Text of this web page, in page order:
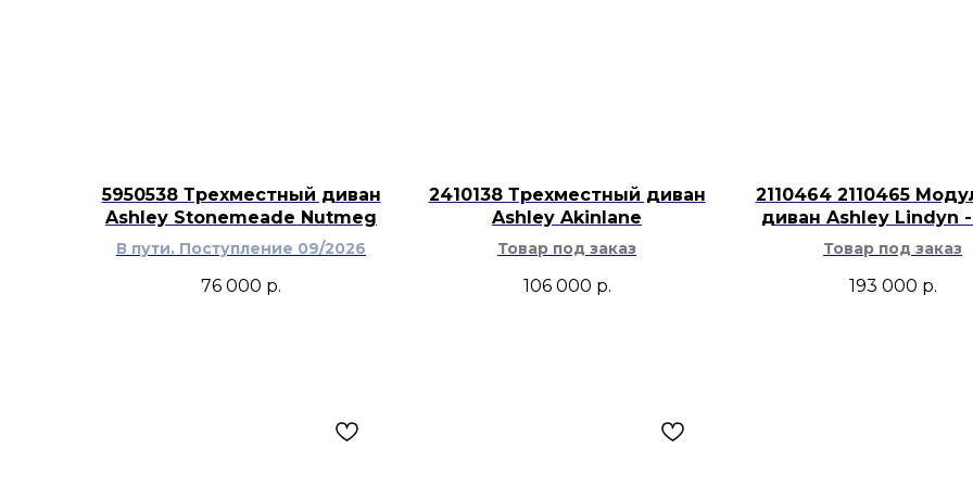
комоде. Дымчатое
гармонично
бежевым
современную
5950538 Трехместный диван
Ashley Stonemeade Nutmeg
В пути. Поступление 09/2026
76 000 р.
2410138 Трехместный диван
Ashley Akinlane
Товар под заказ
106 000 р.
2110464 2110465
диван Ashley Lindyn
Товар под заказ
193 000 р.